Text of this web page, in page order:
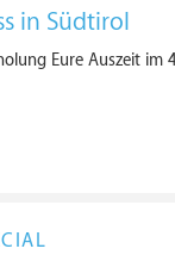
in Südtirol
Eure Auszeit im